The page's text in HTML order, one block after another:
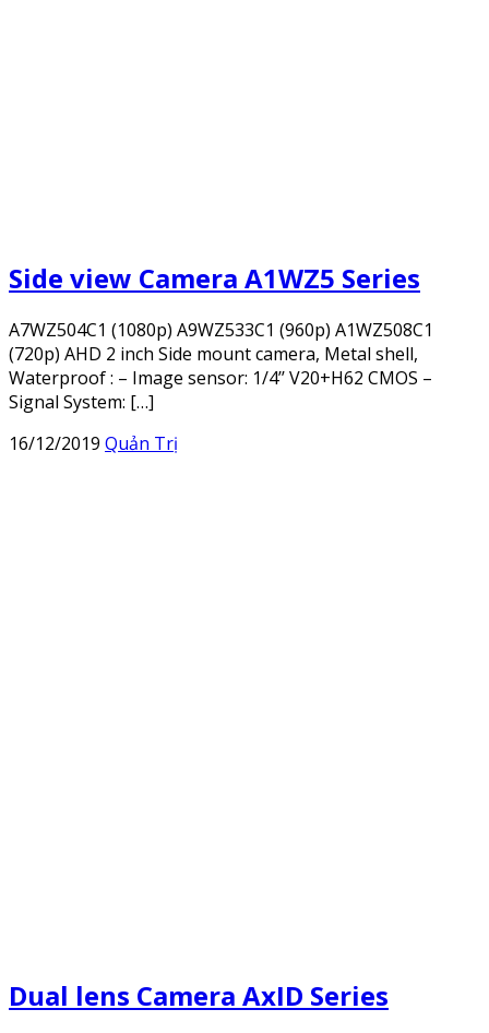
Side view Camera A1WZ5 Series
A7WZ504C1 (1080p) A9WZ533C1 (960p) A1WZ508C1
(720p) AHD 2 inch Side mount camera, Metal shell,
Waterproof : – Image sensor: 1/4’’ V20+H62 CMOS –
Signal System: […]
16/12/2019 Quản Trị
Dual lens Camera AxID Series